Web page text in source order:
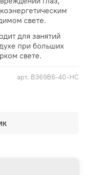
арт. B369B6-40-HC
свете.
для занятий
при больших
свете.